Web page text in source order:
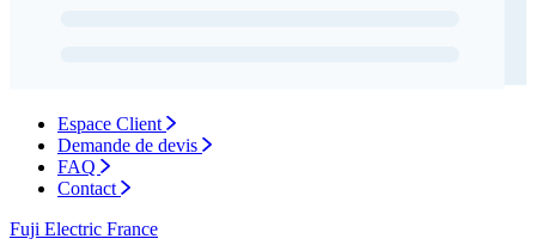
Espace Client
Demande de devis
FAQ
Contact
Fuji Electric France